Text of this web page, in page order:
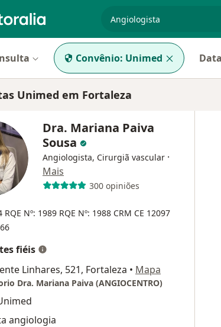
Convênio: Unimed
Unimed em Fortaleza
Dra. Mariana Paiva
Sousa
Angiologista, Cirurgiã vascular ·
Mais
300 opiniões
RQE Nº: 1989 RQE Nº: 1988 CRM CE 12097
fiéis
Linhares, 521, Fortaleza • Mapa
Dra. Mariana Paiva (ANGIOCENTRO)
angiologia